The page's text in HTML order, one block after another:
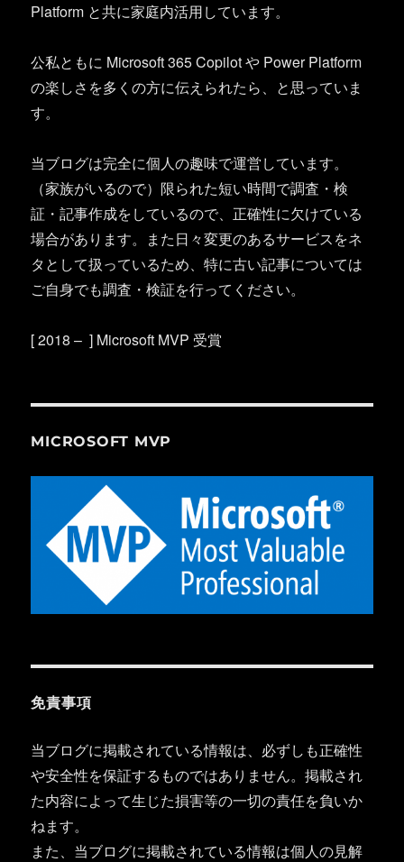
Platform と共に家庭内活用しています。
公私ともに Microsoft 365 Copilot や Power Platform
の楽しさを多くの方に伝えられたら、と思っていま
す。
当ブログは完全に個人の趣味で運営しています。
（家族がいるので）限られた短い時間で調査・検
証・記事作成をしているので、正確性に欠けている
場合があります。また日々変更のあるサービスをネ
タとして扱っているため、特に古い記事については
ご自身でも調査・検証を行ってください。
[ 2018 – ] Microsoft MVP 受賞
MICROSOFT MVP
免責事項
当ブログに掲載されている情報は、必ずしも正確性
や安全性を保証するものではありません。掲載され
た内容によって生じた損害等の一切の責任を負いか
ねます。
また、当ブログに掲載されている情報は個人の見解